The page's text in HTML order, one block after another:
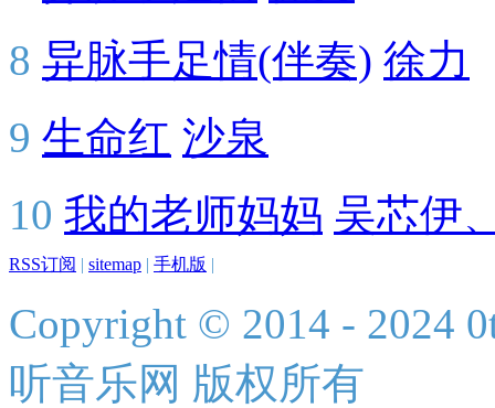
8 异脉手足情(伴奏) 徐力
9 生命红 沙泉
10 我的老师妈妈 吴芯伊
RSS订阅 | sitemap | 手机版 |
Copyright © 2014 - 2024
听音乐网 版权所有